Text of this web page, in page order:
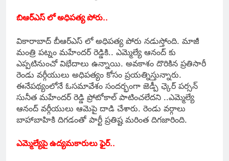
బిఆర్ఎస్ లో అధిప‌త్య పోరు..
వికారాబాద్‌ బీఆర్‌ఎస్‌ లో అధిపత్య పోరు నడుస్తోంది. మాజీ
మంత్రి పట్నం మహేందర్‌ రెడ్డికి.. ఎమ్మెల్యే ఆనంద్‌ కు
ఎప్పటినుంచో విభేదాలు ఉన్నాయి. అవకాశం దొరికిన ప్రతిసారీ
రెండు వర్గీయులు అధిపత్యం కోసం ప్రయత్నిస్తున్నారు.
ఈనేపథ్యంలోనే ఓస‌మావేశం సంద‌ర్భంగా జెడ్పీ ఛ్కెర్‌ పర్సన్‌
సునీత మహేందర్‌ రెడ్డి ప్రోటోకాల్‌ పాటించలేదని ..ఎమ్మెల్యే
ఆనంద్‌ వర్గీయులు ఆమెపై దాడి చేశారు. రెండు వర్గాలు
బాహాబాహికి దిగడంతో పార్టీ ప్రతిష్ట మరింత దిగజారింది.
ఎమ్మెల్యేపై ఉద్య‌మ‌కారులు ఫైర్‌..